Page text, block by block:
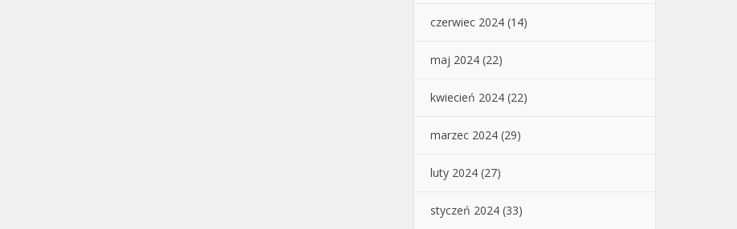
czerwiec 2024 (14)
maj 2024 (22)
kwiecień 2024 (22)
marzec 2024 (29)
luty 2024 (27)
styczeń 2024 (33)